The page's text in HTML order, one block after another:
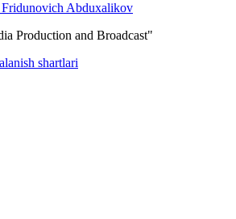
Abduxalikov
Production and Broadcast"
shartlari